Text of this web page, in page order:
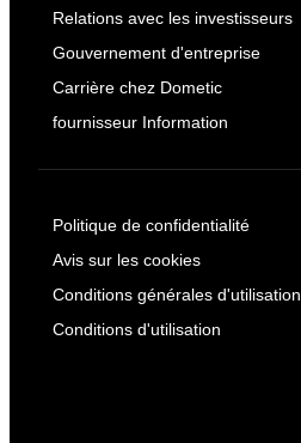
Relations avec les investisseurs
Gouvernement d'entreprise
Carrière chez Dometic
fournisseur Information
Politique de confidentialité
Avis sur les cookies
Conditions générales d'utilisation
Conditions d'utilisation